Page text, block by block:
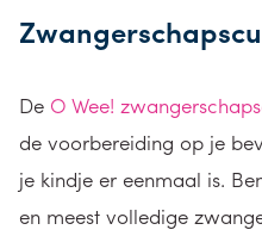
De O Wee!
de voorbereiding op je
je kindje er eenmaal is.
en meest volledige